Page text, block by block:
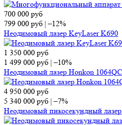
700 000 руб
799 000 руб |–12%
Неодимовый лазер KeyLaser K690
1 350 000 руб
1 499 000 руб |–10%
Неодимовый лазер Honkon
4 950 000 руб
5 340 000 руб |–7%
Неодимовый пикосекундный